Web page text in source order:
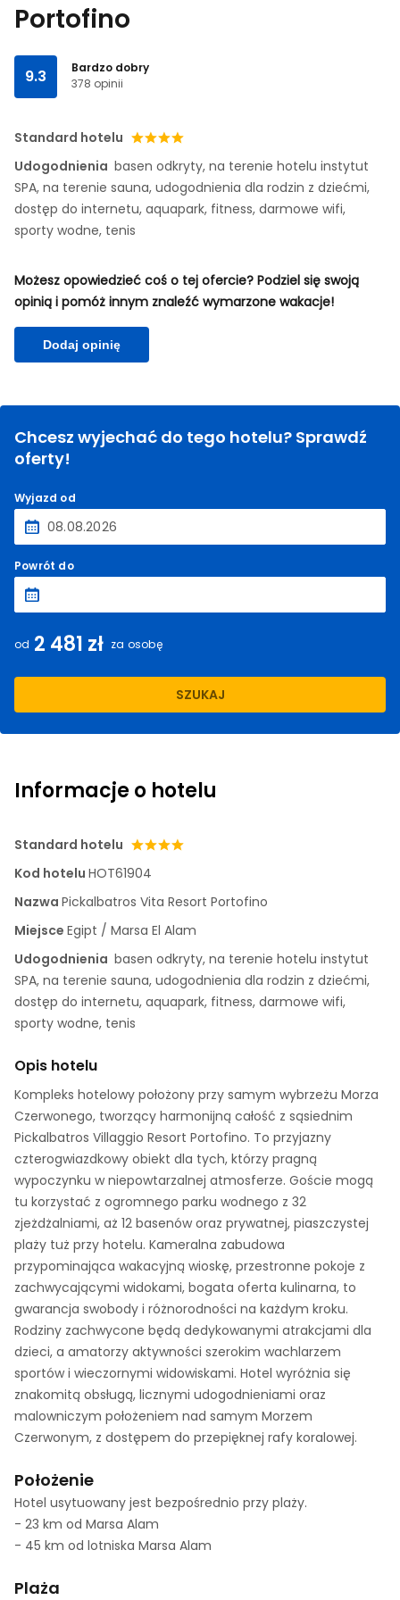
Portofino
9.3
Bardzo dobry
378 opinii
Standard hotelu
Udogodnienia basen odkryty, na terenie hotelu instytut
SPA, na terenie sauna, udogodnienia dla rodzin z dziećmi,
dostęp do internetu, aquapark, fitness, darmowe wifi,
sporty wodne, tenis
Możesz opowiedzieć coś o tej ofercie? Podziel się swoją
opinią i pomóż innym znaleźć wymarzone wakacje!
Dodaj opinię
Chcesz wyjechać do tego hotelu? Sprawdź
oferty!
Wyjazd od
Powrót do
od 2 481 zł za osobę
SZUKAJ
Informacje o hotelu
Standard hotelu
Kod hotelu HOT61904
Nazwa Pickalbatros Vita Resort Portofino
Miejsce Egipt / Marsa El Alam
Udogodnienia basen odkryty, na terenie hotelu instytut
SPA, na terenie sauna, udogodnienia dla rodzin z dziećmi,
dostęp do internetu, aquapark, fitness, darmowe wifi,
sporty wodne, tenis
Opis hotelu
Kompleks hotelowy położony przy samym wybrzeżu Morza
Czerwonego, tworzący harmonijną całość z sąsiednim
Pickalbatros Villaggio Resort Portofino. To przyjazny
czterogwiazdkowy obiekt dla tych, którzy pragną
wypoczynku w niepowtarzalnej atmosferze. Goście mogą
tu korzystać z ogromnego parku wodnego z 32
zjeżdżalniami, aż 12 basenów oraz prywatnej, piaszczystej
plaży tuż przy hotelu. Kameralna zabudowa
przypominająca wakacyjną wioskę, przestronne pokoje z
zachwycającymi widokami, bogata oferta kulinarna, to
gwarancja swobody i różnorodności na każdym kroku.
Rodziny zachwycone będą dedykowanymi atrakcjami dla
dzieci, a amatorzy aktywności szerokim wachlarzem
sportów i wieczornymi widowiskami. Hotel wyróżnia się
znakomitą obsługą, licznymi udogodnieniami oraz
malowniczym położeniem nad samym Morzem
Czerwonym, z dostępem do przepięknej rafy koralowej.
Położenie
Hotel usytuowany jest bezpośrednio przy plaży.
- 23 km od Marsa Alam
- 45 km od lotniska Marsa Alam
Plaża